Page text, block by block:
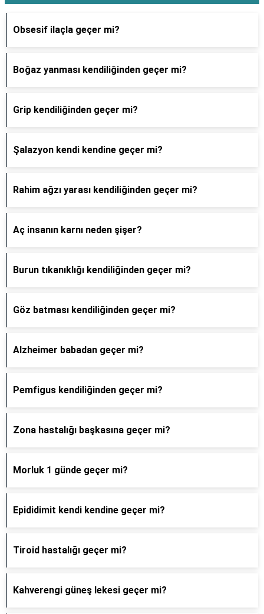
Obsesif ilaçla geçer mi?
Boğaz yanması kendiliğinden geçer mi?
Grip kendiliğinden geçer mi?
Şalazyon kendi kendine geçer mi?
Rahim ağzı yarası kendiliğinden geçer mi?
Aç insanın karnı neden şişer?
Burun tıkanıklığı kendiliğinden geçer mi?
Göz batması kendiliğinden geçer mi?
Alzheimer babadan geçer mi?
Pemfigus kendiliğinden geçer mi?
Zona hastalığı başkasına geçer mi?
Morluk 1 günde geçer mi?
Epididimit kendi kendine geçer mi?
Tiroid hastalığı geçer mi?
Kahverengi güneş lekesi geçer mi?